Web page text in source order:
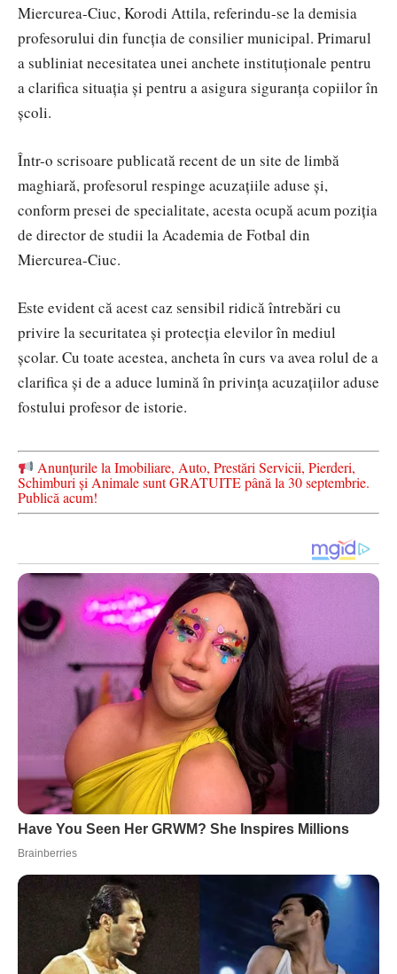
Miercurea-Ciuc, Korodi Attila, referindu-se la demisia
profesorului din funcția de consilier municipal. Primarul
a subliniat necesitatea unei anchete instituționale pentru
a clarifica situația și pentru a asigura siguranța copiilor în
școli.
Într-o scrisoare publicată recent de un site de limbă
maghiară, profesorul respinge acuzațiile aduse și,
conform presei de specialitate, acesta ocupă acum poziția
de director de studii la Academia de Fotbal din
Miercurea-Ciuc.
Este evident că acest caz sensibil ridică întrebări cu
privire la securitatea și protecția elevilor în mediul
școlar. Cu toate acestea, ancheta în curs va avea rolul de a
clarifica și de a aduce lumină în privința acuzațiilor aduse
fostului profesor de istorie.
Anunțurile la Imobiliare, Auto, Prestări Servicii, Pierderi,
Schimburi și Animale sunt GRATUITE până la 30 septembrie.
Publică acum!